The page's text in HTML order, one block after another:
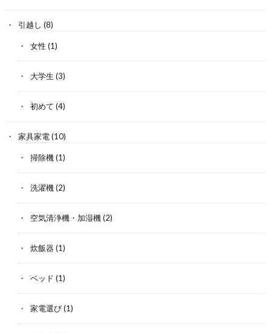
引越し (8)
女性 (1)
大学生 (3)
初めて (4)
家具家電(10)
掃除機(1)
洗濯機(2)
空気清浄機・加湿機(2)
炊飯器 (1)
ベッド (1)
家電選び(1)